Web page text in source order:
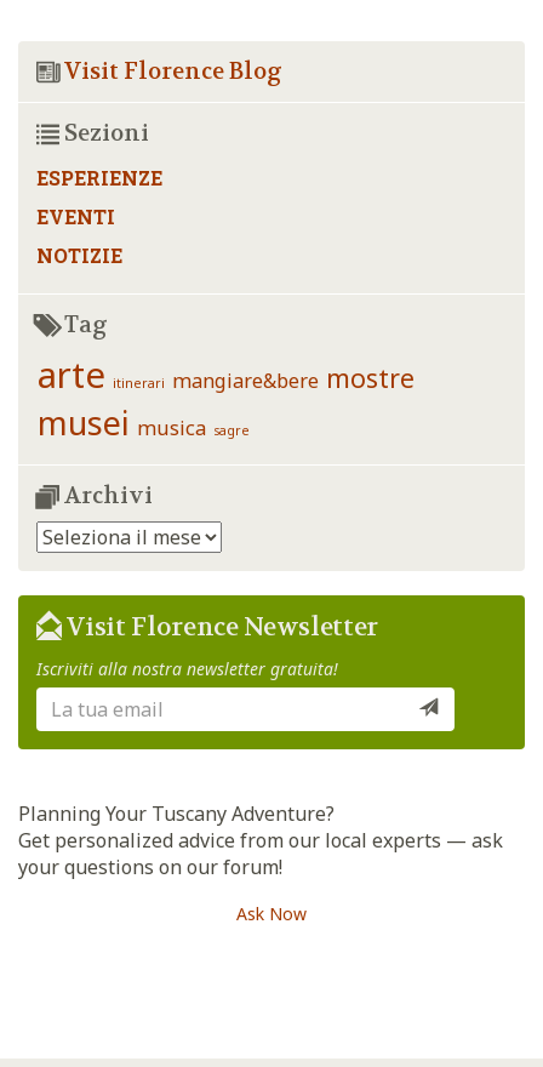
Visit Florence Blog
Sezioni
ESPERIENZE
EVENTI
NOTIZIE
Tag
arte itinerari mangiare&bere mostre
musei musica sagre
Archivi
Archivi
Visit Florence Newsletter
Iscriviti alla nostra newsletter gratuita!
Planning Your Tuscany Adventure?
Get personalized advice from our local experts — ask
your questions on our forum!
Ask Now